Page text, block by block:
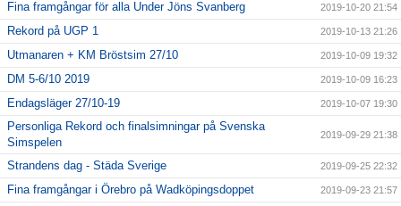
Fina framgångar för alla Under Jöns Svanberg 2019-10-20 21:54
Rekord på UGP 1 2019-10-13 21:26
Utmanaren + KM Bröstsim 27/10 2019-10-09 19:32
DM 5-6/10 2019 2019-10-09 16:23
Endagsläger 27/10-19 2019-10-07 19:30
Personliga Rekord och finalsimningar på Svenska
Simspelen
2019-09-29 21:38
Strandens dag - Städa Sverige 2019-09-25 22:32
Fina framgångar i Örebro på Wadköpingsdoppet 2019-09-23 21:57